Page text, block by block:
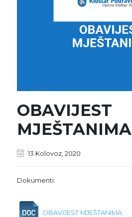
OBAVIJEST
MJEŠTANIMA
13 Kolovoz, 2020
Dokumenti:
OBAVIJEST MJEŠTANIMA